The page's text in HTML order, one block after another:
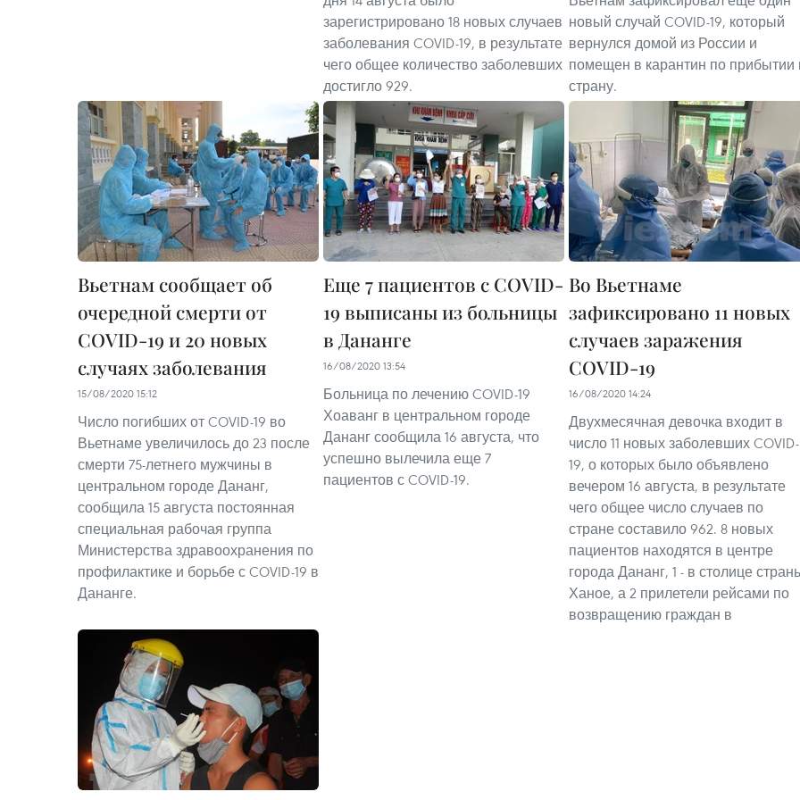
зарегистрировано 18 новых случаев
заболевания COVID-19, в результате
чего общее количество заболевших
достигло 929.
новый случай COVID-19, который
вернулся домой из России и
помещен в карантин по прибытии
страну.
Вьетнам сообщает об
очередной смерти от
COVID-19 и 20 новых
случаях заболевания
15/08/2020 15:12
Число погибших от COVID-19 во
Вьетнаме увеличилось до 23 после
смерти 75-летнего мужчины в
центральном городе Дананг,
сообщила 15 августа постоянная
специальная рабочая группа
Министерства здравоохранения по
профилактике и борьбе с COVID-19 в
Дананге.
Еще 7 пациентов с COVID-
19 выписаны из больницы
в Дананге
16/08/2020 13:54
Больница по лечению COVID-19
Хоаванг в центральном городе
Дананг сообщила 16 августа, что
успешно вылечила еще 7
пациентов с COVID-19.
Во Вьетнаме
зафиксировано 11 новых
случаев заражения
COVID-19
16/08/2020 14:24
Двухмесячная девочка входит в
число 11 новых заболевших COVID-
19, о которых было объявлено
вечером 16 августа, в результате
чего общее число случаев по
стране составило 962. 8 новых
пациентов находятся в центре
города Дананг, 1 - в столице
Ханое, а 2 прилетели рейсами по
возвращению граждан в